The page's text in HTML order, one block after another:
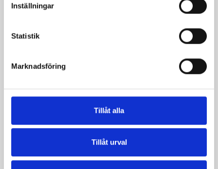
Inställningar
Statistik
Marknadsföring
Tillåt alla
Tillåt urval
Päronfil 2,7%
Skogsbärsfil 2,7%